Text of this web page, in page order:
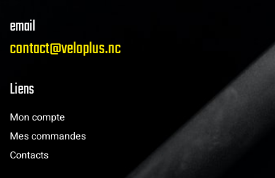
email
contact@veloplus.nc
Liens
Mon compte
Mes commandes
Contacts